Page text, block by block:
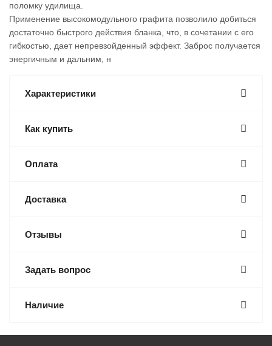
поломку удилища.
Применение высокомодульного графита позволило добиться
достаточно быстрого действия бланка, что, в сочетании с его
гибкостью, дает непревзойденный эффект. Заброс получается
энергичным и дальним, н
Характеристики
Как купить
Оплата
Доставка
Отзывы
Задать вопрос
Наличие